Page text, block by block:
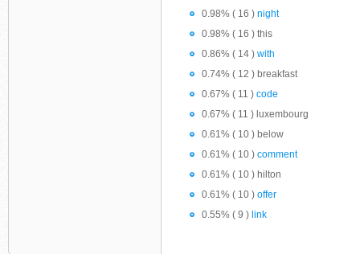
0.98% ( 16 ) night
0.98% ( 16 ) this
0.86% ( 14 ) with
0.74% ( 12 ) breakfast
0.67% ( 11 ) code
0.67% ( 11 ) luxembourg
0.61% ( 10 ) below
0.61% ( 10 ) comment
0.61% ( 10 ) hilton
0.61% ( 10 ) offer
0.55% ( 9 ) link